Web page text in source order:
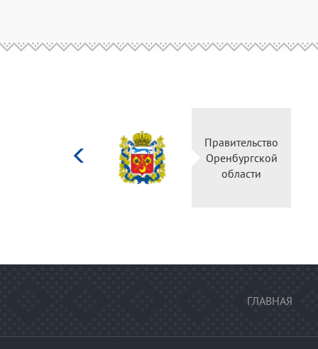
Российской
Правительство
Оренбургской
области
ГЛАВНАЯ